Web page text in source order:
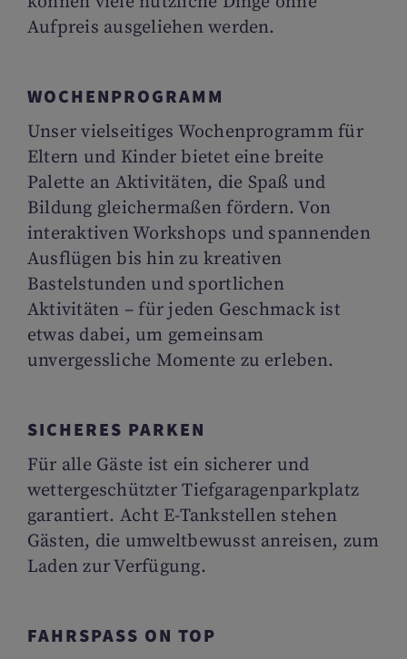
Aufpreis ausgeliehen werden.
WOCHENPROGRAMM
Unser vielseitiges Wochenprogramm für
Eltern und Kinder bietet eine breite
Palette an Aktivitäten, die Spaß und
Bildung gleichermaßen fördern. Von
interaktiven Workshops und spannenden
Ausflügen bis hin zu kreativen
Bastelstunden und sportlichen
Aktivitäten – für jeden Geschmack ist
etwas dabei, um gemeinsam
unvergessliche Momente zu erleben.
SICHERES PARKEN
Für alle Gäste ist ein sicherer und
wettergeschützter Tiefgaragenparkplatz
garantiert. Acht E-Tankstellen stehen
Gästen, die umweltbewusst anreisen, zum
Laden zur Verfügung.
FAHRSPASS ON TOP